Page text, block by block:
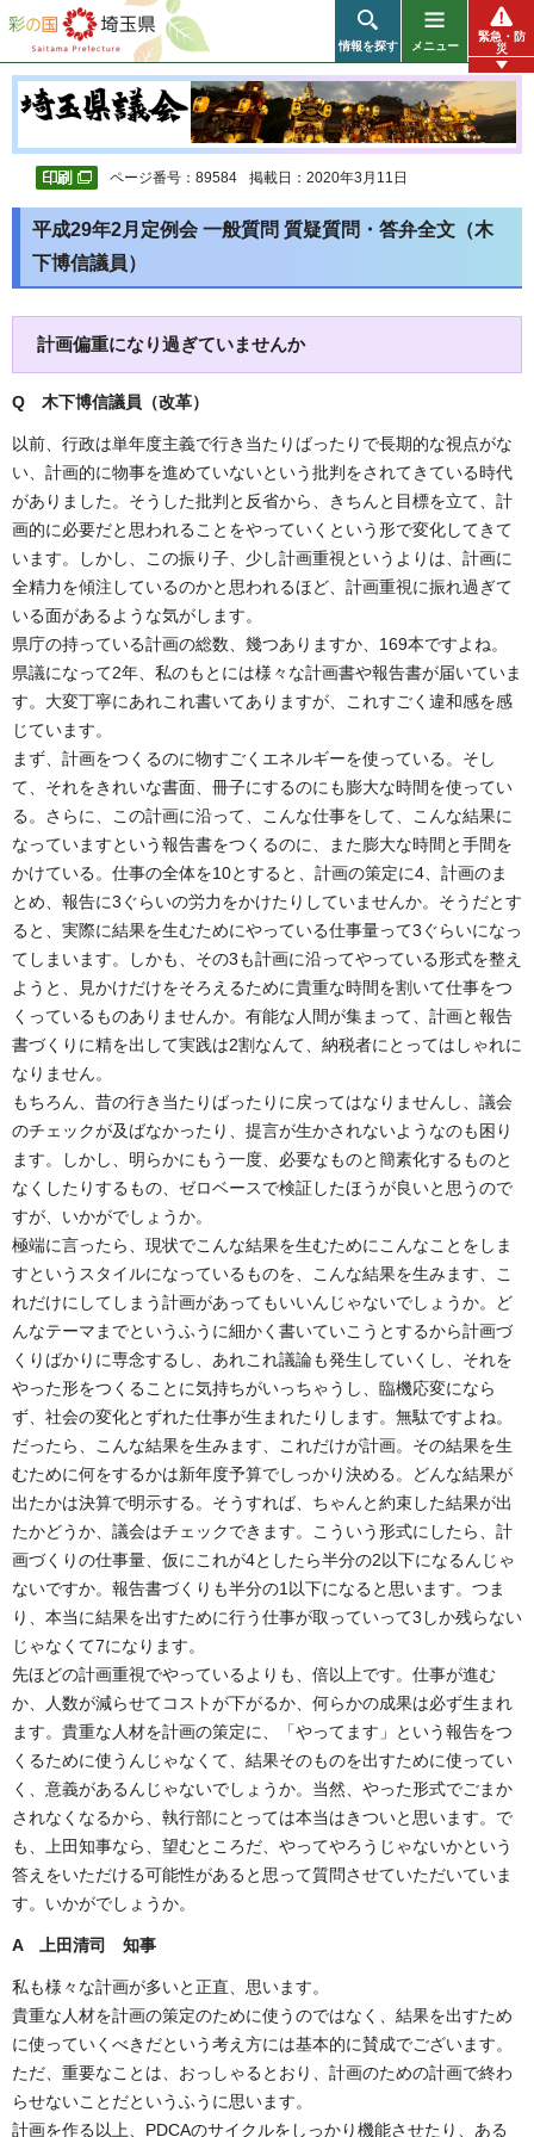
彩の国 埼玉県
情報を探す メニュー
緊急・防
災
ページ番号：89584 掲載日：2020年3月11日
平成29年2月定例会 一般質問 質疑質問・答弁全文（木
下博信議員）
計画偏重になり過ぎていませんか
Q 木下博信議員（改革）
以前、行政は単年度主義で行き当たりばったりで長期的な視点がな
い、計画的に物事を進めていないという批判をされてきている時代
がありました。そうした批判と反省から、きちんと目標を立て、計
画的に必要だと思われることをやっていくという形で変化してきて
います。しかし、この振り子、少し計画重視というよりは、計画に
全精力を傾注しているのかと思われるほど、計画重視に振れ過ぎて
いる面があるような気がします。
県庁の持っている計画の総数、幾つありますか、169本ですよね。
県議になって2年、私のもとには様々な計画書や報告書が届いていま
す。大変丁寧にあれこれ書いてありますが、これすごく違和感を感
じています。
まず、計画をつくるのに物すごくエネルギーを使っている。そし
て、それをきれいな書面、冊子にするのにも膨大な時間を使ってい
る。さらに、この計画に沿って、こんな仕事をして、こんな結果に
なっていますという報告書をつくるのに、また膨大な時間と手間を
かけている。仕事の全体を10とすると、計画の策定に4、計画のま
とめ、報告に3ぐらいの労力をかけたりしていませんか。そうだとす
ると、実際に結果を生むためにやっている仕事量って3ぐらいになっ
てしまいます。しかも、その3も計画に沿ってやっている形式を整え
ようと、見かけだけをそろえるために貴重な時間を割いて仕事をつ
くっているものありませんか。有能な人間が集まって、計画と報告
書づくりに精を出して実践は2割なんて、納税者にとってはしゃれに
なりません。
もちろん、昔の行き当たりばったりに戻ってはなりませんし、議会
のチェックが及ばなかったり、提言が生かされないようなのも困り
ます。しかし、明らかにもう一度、必要なものと簡素化するものと
なくしたりするもの、ゼロベースで検証したほうが良いと思うので
すが、いかがでしょうか。
極端に言ったら、現状でこんな結果を生むためにこんなことをしま
すというスタイルになっているものを、こんな結果を生みます、こ
れだけにしてしまう計画があってもいいんじゃないでしょうか。ど
んなテーマまでというふうに細かく書いていこうとするから計画づ
くりばかりに専念するし、あれこれ議論も発生していくし、それを
やった形をつくることに気持ちがいっちゃうし、臨機応変になら
ず、社会の変化とずれた仕事が生まれたりします。無駄ですよね。
だったら、こんな結果を生みます、これだけが計画。その結果を生
むために何をするかは新年度予算でしっかり決める。どんな結果が
出たかは決算で明示する。そうすれば、ちゃんと約束した結果が出
たかどうか、議会はチェックできます。こういう形式にしたら、計
画づくりの仕事量、仮にこれが4としたら半分の2以下になるんじゃ
ないですか。報告書づくりも半分の1以下になると思います。つま
り、本当に結果を出すために行う仕事が取っていって3しか残らない
じゃなくて7になります。
先ほどの計画重視でやっているよりも、倍以上です。仕事が進む
か、人数が減らせてコストが下がるか、何らかの成果は必ず生まれ
ます。貴重な人材を計画の策定に、「やってます」という報告をつ
くるために使うんじゃなくて、結果そのものを出すために使ってい
く、意義があるんじゃないでしょうか。当然、やった形式でごまか
されなくなるから、執行部にとっては本当はきついと思います。で
も、上田知事なら、望むところだ、やってやろうじゃないかという
答えをいただける可能性があると思って質問させていただいていま
す。いかがでしょうか。
A 上田清司 知事
私も様々な計画が多いと正直、思います。
貴重な人材を計画の策定のために使うのではなく、結果を出すため
に使っていくべきだという考え方には基本的に賛成でございます。
ただ、重要なことは、おっしゃるとおり、計画のための計画で終わ
らせないことだというふうに思います。
計画を作る以上、PDCAのサイクルをしっかり機能させたり、ある